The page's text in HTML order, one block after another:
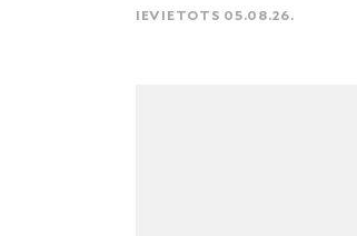
IEVIETOTS 05.08.26.